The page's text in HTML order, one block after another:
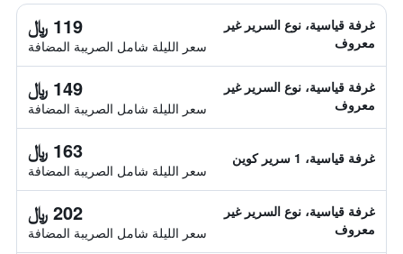
غرفة قياسية، نوع السرير غير
معروف
119 ﷼
سعر الليلة شامل الصريبة المضافة
غرفة قياسية، نوع السرير غير
معروف
149 ﷼
سعر الليلة شامل الصريبة المضافة
غرفة قياسية، 1 سرير كوين 163 ﷼
سعر الليلة شامل الصريبة المضافة
غرفة قياسية، نوع السرير غير
معروف
202 ﷼
سعر الليلة شامل الصريبة المضافة